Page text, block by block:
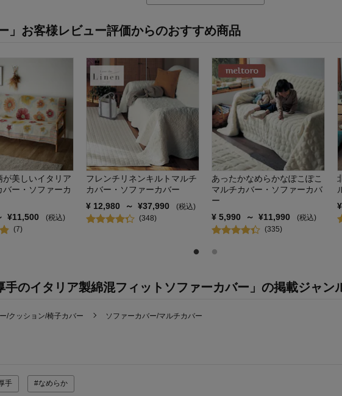
」お客様レビュー評価からのおすすめ商品
が美しいイタリア
バー・ソファーカ
¥11,500
(税込)
(7)
フレンチリネンキルトマルチ
カバー・ソファーカバー
¥ 12,980 ～ ¥37,990
(税込)
(348)
あったかなめらかなぽこぽこ
マルチカバー・ソファーカバ
ー
¥ 5,990 ～ ¥11,990
(税込)
(335)
¥
手のイタリア製綿混フィットソファーカバー」の掲載ジャン
/クッション/椅子カバー ソファーカバー/マルチカバー
手 #なめらか